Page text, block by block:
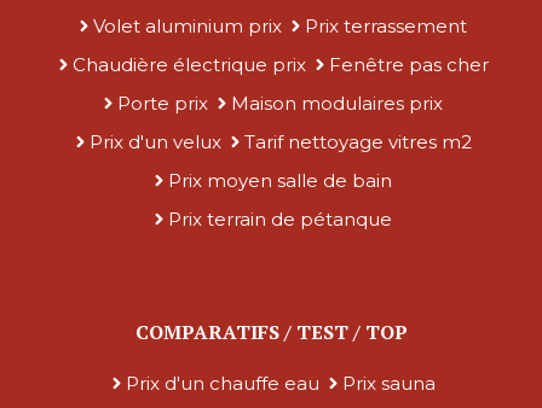
Volet aluminium prix
Prix terrassement
Chaudière électrique prix
Fenêtre pas cher
Porte prix
Maison modulaires prix
Prix d'un velux
Tarif nettoyage vitres m2
Prix moyen salle de bain
Prix terrain de pétanque
COMPARATIFS / TEST / TOP
Prix d'un chauffe eau
Prix sauna